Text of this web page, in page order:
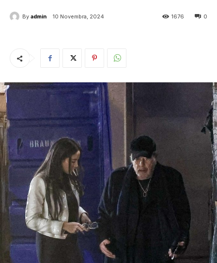
By admin 10 Novembra, 2024 0
1676